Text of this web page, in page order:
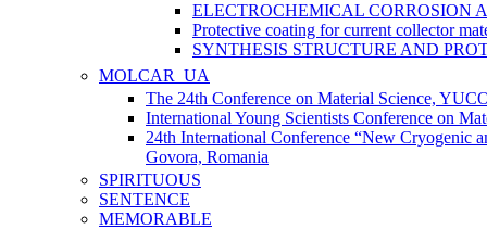
ELECTROCHEMICAL CORROSION
Protective coating for current collector
SYNTHESIS STRUCTURE AND
MOLCAR_UA
The 24th Conference on Material Science,
International Young Scientists Conference on
24th International Conference “New Cryogenic
Govora, Romania
SPIRITUOUS
SENTENCE
MEMORABLE